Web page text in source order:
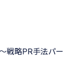
戦略PR手法パー